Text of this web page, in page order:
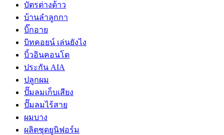
บัตรต่างด้าว
บ้านลำลูกกา
บิ๊กอาย
บิทคอยน์ เล่นยังไง
บิ้วอินคอนโด
ประกัน AIA
ปลูกผม
ปั๊มลมเก็บเสียง
ปั๊มลมไร้สาย
ผมบาง
ผลิตชุดยูนิฟอร์ม